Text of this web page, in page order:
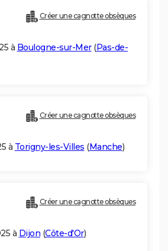
Créer une cagnotte obsèques
à Boulogne-sur-Mer(Pas-de-
Créer une cagnotte obsèques
à Torigny-les-Villes (Manche)
Créer une cagnotte obsèques
à Dijon (Côte-d'Or)